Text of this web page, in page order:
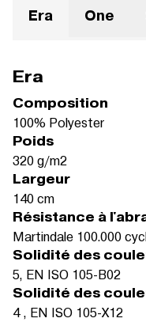
Era One
Era
Composition
100% Polyester
Poids
320 g/m2
Largeur
140 cm
Résistance à
Martindale 100.000
Solidité des
5, EN ISO 105-B02
Solidité des
4 , EN ISO 105-X12